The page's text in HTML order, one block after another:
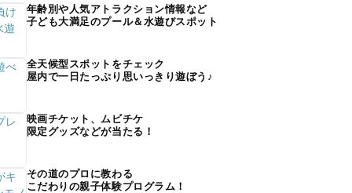
年齢別や人気アトラクション情報など
子ども大満足のプール＆水遊びスポット
全天候型スポットをチェック
屋内で一日たっぷり思いっきり遊ぼう♪
映画チケット、ムビチケ
限定グッズなどが当たる！
その道のプロに教わる
こだわりの親子体験プログラム！